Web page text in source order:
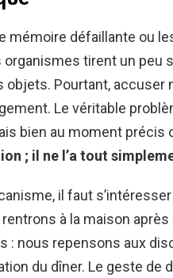
mémoire défaillante ou
organismes tirent un peu
objets. Pourtant, accuser
Le véritable
bien au moment précis
; il ne l’a tout
il faut
rentrons à la maison
: nous repensons aux
du dîner. Le geste de